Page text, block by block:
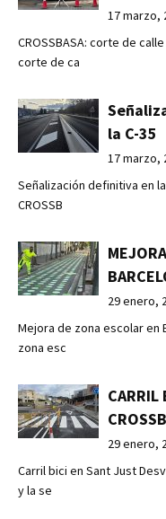
17 marzo,
CROSSBASA: corte de
corte de ca
la C-35
17 marzo,
Señalización definitiva en
CROSSB
29 enero,
Mejora de zona escolar en
zona esc
CARRIL
29 enero,
Carril bici en Sant Just
y la se